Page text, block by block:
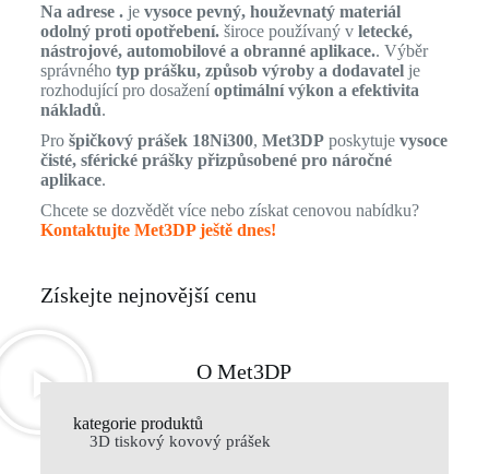
Na adrese .je vysoce pevný, houževnatý materiál
odolný proti opotřebení.široce používaný v letecké,
nástrojové, automobilové a obranné aplikace.. Výběr
správného typ prášku, způsob výroby a dodavatelje
rozhodující pro dosažení optimální výkon a efektivita
nákladů.
Pro špičkový prášek 18Ni300, Met3DPposkytuje vysoce
čisté, sférické prášky přizpůsobené pro náročné
aplikace.
Chcete se dozvědět více nebo získat cenovou nabídku?
Kontaktujte Met3DP ještě dnes!
Získejte nejnovější cenu
O Met3DP
kategorie produktů
3D tiskový kovový prášek